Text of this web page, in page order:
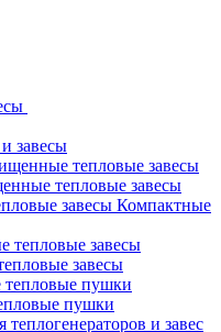
завесы
тепловые завесы
Компактные
завесы
пушки